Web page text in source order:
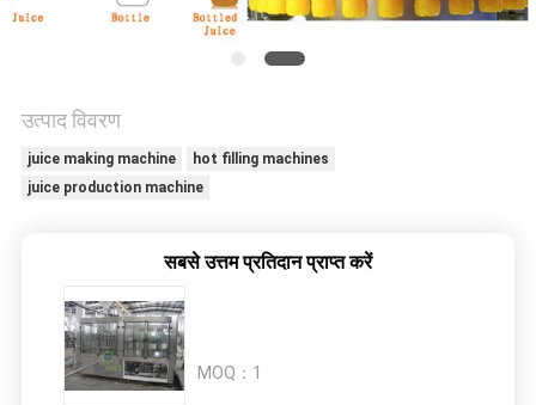
PRIVACY
POLICY
उत्पाद विवरण
juice making machine
hot filling machines
juice production machine
सबसे उत्तम प्रतिदान प्राप्त करें
MOQ： 1